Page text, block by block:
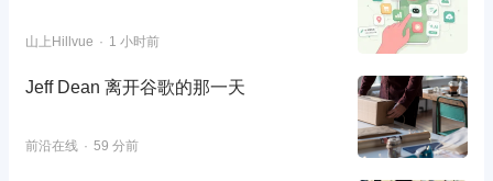
山上Hillvue 1 小时前
Jeff Dean 离开谷歌的那一天
前沿在线 59 分前